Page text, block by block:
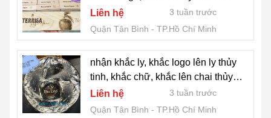
0974039890
Liên hệ
3 tuần trước
Quận Tân Bình
TP.Hồ Chí Minh
nhận khắc ly, khắc logo lên ly thủy
tinh, khắc chữ, khắc lên chai thủy
tinh
Liên hệ
3 tuần trước
Quận Tân Bình
TP.Hồ Chí Minh